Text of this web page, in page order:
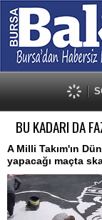
BU KADARI DA
A Milli Takım'ın
yapacağı maçta